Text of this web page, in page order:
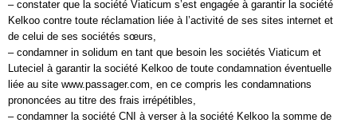
– constater que la société Viaticum s’est engagée à garantir la société
Kelkoo contre toute réclamation liée à l’activité de ses sites internet et
de celui de ses sociétés sœurs,
– condamner in solidum en tant que besoin les sociétés Viaticum et
Luteciel à garantir la société Kelkoo de toute condamnation éventuelle
liée au site www.passager.com, en ce compris les condamnations
prononcées au titre des frais irrépétibles,
– condamner la société CNI à verser à la société Kelkoo la somme de